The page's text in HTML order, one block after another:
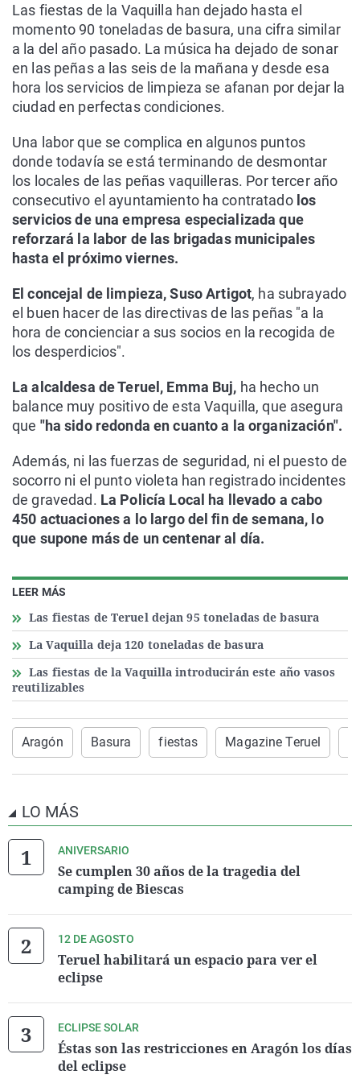
LEER MÁS
Las fiestas de Teruel dejan 95 toneladas de basura
La Vaquilla deja 120 toneladas de basura
Las fiestas de la Vaquilla introducirán este año vasos
reutilizables
Las fiestas de la Vaquilla han dejado hasta el
momento 90 toneladas de basura, una cifra similar
a la del año pasado. La música ha dejado de sonar
en las peñas a las seis de la mañana y desde esa
hora los servicios de limpieza se afanan por dejar la
ciudad en perfectas condiciones.
Una labor que se complica en algunos puntos
donde todavía se está terminando de desmontar
los locales de las peñas vaquilleras. Por tercer año
consecutivo el ayuntamiento ha contratado los
servicios de una empresa especializada que
reforzará la labor de las brigadas municipales
hasta el próximo viernes.
El concejal de limpieza, Suso Artigot, ha subrayado
el buen hacer de las directivas de las peñas "a la
hora de concienciar a sus socios en la recogida de
los desperdicios".
La alcaldesa de Teruel, Emma Buj, ha hecho un
balance muy positivo de esta Vaquilla, que asegura
que "ha sido redonda en cuanto a la organización".
Además, ni las fuerzas de seguridad, ni el puesto de
socorro ni el punto violeta han registrado incidentes
de gravedad. La Policía Local ha llevado a cabo
450 actuaciones a lo largo del fin de semana, lo
que supone más de un centenar al día.
Aragón Basura fiestas Magazine Teruel
LO MÁS
ANIVERSARIO
Se cumplen 30 años de la tragedia del
camping de Biescas
12 DE AGOSTO
Teruel habilitará un espacio para ver el
eclipse
ECLIPSE SOLAR
Éstas son las restricciones en Aragón los días
del eclipse